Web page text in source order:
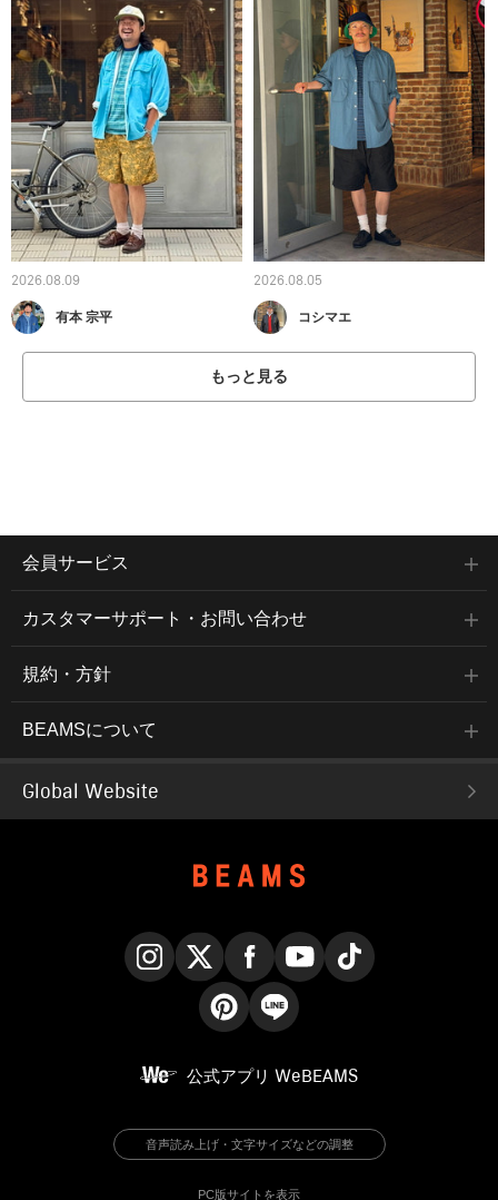
2026.08.09
有本 宗平
2026.08.05
コシマエ
もっと見る
会員サービス
カスタマーサポート・お問い合わせ
規約・方針
BEAMSについて
Global Website
公式アプリ WeBEAMS
音声読み上げ・文字サイズなどの調整
PC版サイトを表示